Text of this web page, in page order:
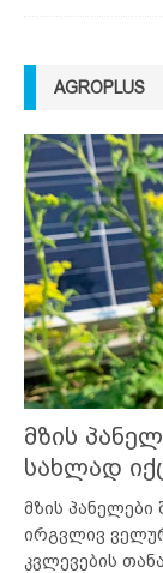
AGROPLUS
მზის
სახლად
მზის
ირგვლივ
კვლევების